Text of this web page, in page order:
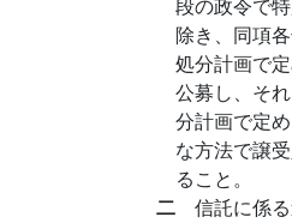
除き、同項
処分計画で
公募し、そ
分計画で定
な方法で譲
ること。
二 信託に係